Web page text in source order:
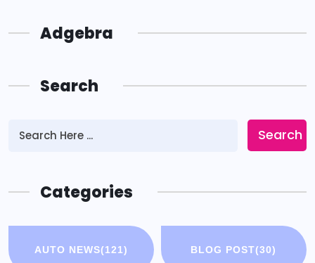
Adgebra
Search
Search
Categories
AUTO NEWS(121) BLOG POST(30)